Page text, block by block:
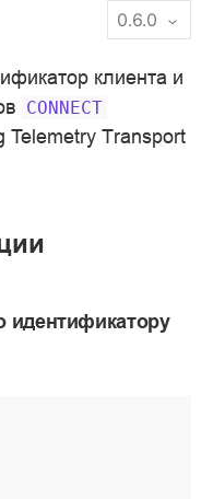
0.6.0
клиента и
CONNECT
Telemetry Transport
идентификатору